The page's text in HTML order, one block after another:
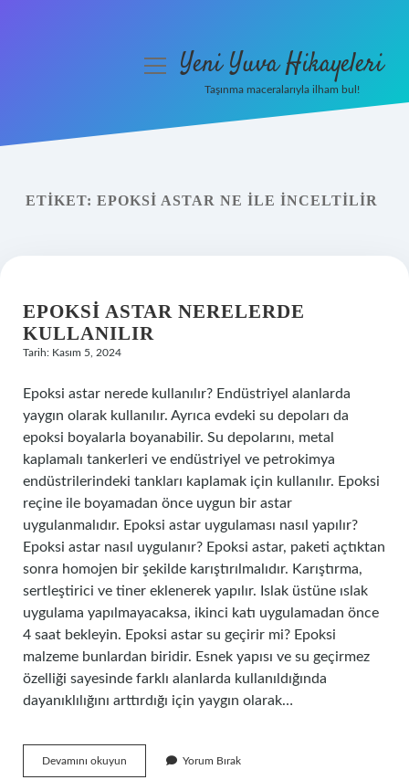
Yasal Uyarı
menüyüYeni Yuva Hikayeleri
Taşınma maceralarıyla ilham bul!
ETIKET: EPOKSI ASTAR NE ILE INCELTILIR
EPOKSI ASTAR NERELERDE
KULLANILIR
Tarih: Kasım 5, 2024
Epoksi astar nerede kullanılır? Endüstriyel alanlarda
yaygın olarak kullanılır. Ayrıca evdeki su depoları da
epoksi boyalarla boyanabilir. Su depolarını, metal
kaplamalı tankerleri ve endüstriyel ve petrokimya
endüstrilerindeki tankları kaplamak için kullanılır. Epoksi
reçine ile boyamadan önce uygun bir astar
uygulanmalıdır. Epoksi astar uygulaması nasıl yapılır?
Epoksi astar nasıl uygulanır? Epoksi astar, paketi açtıktan
sonra homojen bir şekilde karıştırılmalıdır. Karıştırma,
sertleştirici ve tiner eklenerek yapılır. Islak üstüne ıslak
uygulama yapılmayacaksa, ikinci katı uygulamadan önce
4 saat bekleyin. Epoksi astar su geçirir mi? Epoksi
malzeme bunlardan biridir. Esnek yapısı ve su geçirmez
özelliği sayesinde farklı alanlarda kullanıldığında
dayanıklılığını arttırdığı için yaygın olarak…
Devamını okuyun
Astar
Yorum Bırak